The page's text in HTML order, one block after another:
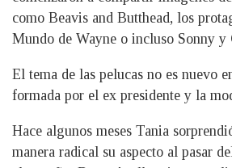
como Beavis and Butthead, los
Mundo de Wayne o incluso Sonny y
El tema de las pelucas no es nuevo
formada por el ex presidente y la
Hace algunos meses Tania
manera radical su aspecto al pasar